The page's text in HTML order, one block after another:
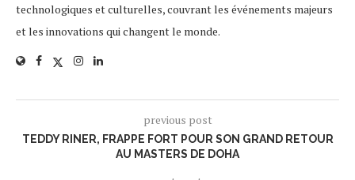
technologiques et culturelles, couvrant les événements majeurs
et les innovations qui changent le monde.
previous post
TEDDY RINER, FRAPPE FORT POUR SON GRAND RETOUR
AU MASTERS DE DOHA